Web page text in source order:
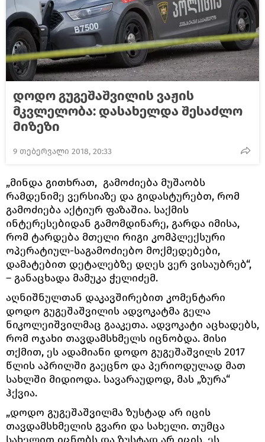
დოდო გუგეშაშვილის ვაჟის
მკვლელობა: დასახელდა შესაძლო
მიზეზი
9 თებერვალი 2018, 20:33
„მინდა გითხრათ, გამოძიება მუშაობს
რამდენიმე ვერსიაზე და გიდასტურებთ, რომ
გამოძიება აქტიურ ფაზაშია. საქმის
ინტერესებიდან გამომდინარე, გარდა იმისა,
რომ ტარდება მთელი რიგი კომპლექსური
ოპერატიულ-საგამოძიებო მოქმედებები,
დამატებით დეტალებზე დღეს ვერ ვისაუბრებ“,
– განაცხადა მამუკა ჭელიძემ.
აღნიშნულთან დაკავშირებით კომენტარი
დოდო გუგეშაშვილის ადვოკატმა გელა
ნიკოლეიშვილმაც გააკეთა. ადვოკატი აცხადებს,
რომ ოჯახი თავდამსხმელს იცნობდა. მისი
თქმით, ეს ადამიანი დოდო გუგეშაშვილს 2017
წლის აპრილში გაეცნო და პერიოდულად მათ
სახლში მიდიოდა. სავარაუდოდ, მას „ზურა“
ჰქვია.
„დოდო გუგეშაშვილმა ზუსტად არ იცის
თავდამსხმელის გვარი და სახელი. თუმცა